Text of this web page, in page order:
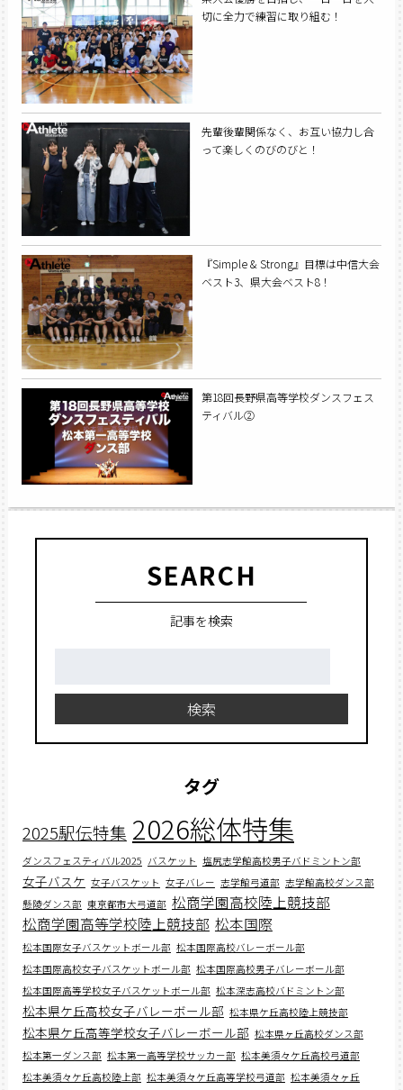
切に全力で練習に取り組む！
先輩後輩関係なく、お互い協力し合
って楽しくのびのびと！
『Simple & Strong』目標は中信大会
ベスト3、県大会ベスト8！
第18回長野県高等学校ダンスフェス
ティバル②
SEARCH
記事を検索
検索
タグ
2025駅伝特集 2026総体特集
ダンスフェスティバル2025 バスケット 塩尻志学館高校男子バドミントン部
女子バスケ 女子バスケット 女子バレー 志学館弓道部 志学館高校ダンス部
懸陵ダンス部 東京都市大弓道部 松商学園高校陸上競技部
松商学園高等学校陸上競技部 松本国際
松本国際女子バスケットボール部 松本国際高校バレーボール部
松本国際高校女子バスケットボール部 松本国際高校男子バレーボール部
松本国際高等学校女子バスケットボール部 松本深志高校バドミントン部
松本県ケ丘高校女子バレーボール部 松本県ケ丘高校陸上競技部
松本県ケ丘高等学校女子バレーボール部 松本県ヶ丘高校ダンス部
松本第一ダンス部 松本第一高等学校サッカー部 松本美須々ケ丘高校弓道部
松本美須々ケ丘高校陸上部 松本美須々ケ丘高等学校弓道部 松本美須々ヶ丘